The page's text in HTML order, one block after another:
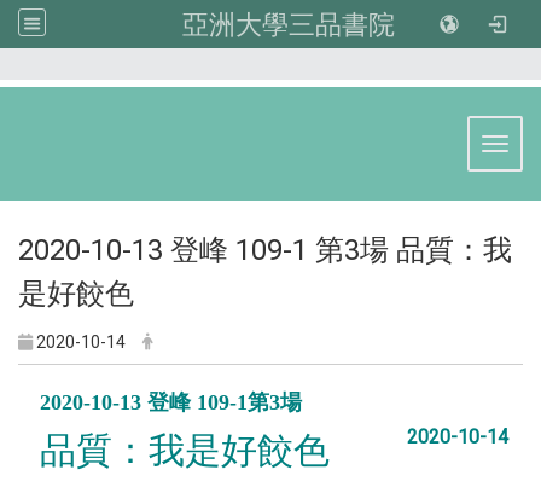
亞洲大學三品書院
2020-10-13 登峰 109-1 第3場 品質：我
是好餃色
2020-10-14
2020-10-13 登峰 109-1第3場
品質： 我是好餃色 2020-10-14